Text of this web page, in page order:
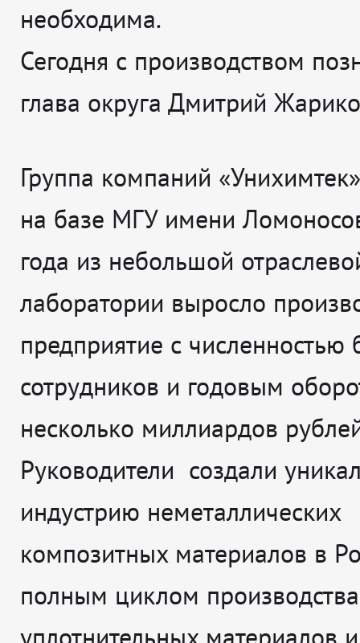
необходима.
Сегодня с производством
глава округа Дмитрий
Группа компаний
на базе МГУ имени
года из небольшой
лаборатории выросло
предприятие с численностью
сотрудников и годовым
несколько миллиардов
Руководители создали
индустрию неметаллических
композитных материалов в
полным циклом производства